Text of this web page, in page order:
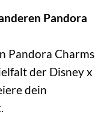
Pandora
Pandora Charms
der Disney x
dein